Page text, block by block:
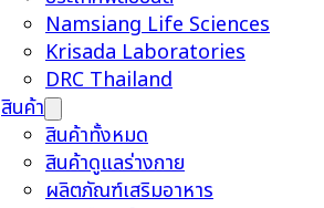
Namsiang Life Sciences
Krisada Laboratories
DRC Thailand
สินค้า
สินค้าทั้งหมด
สินค้าดูแลร่างกาย
ผลิตภัณฑ์เสริมอาหาร